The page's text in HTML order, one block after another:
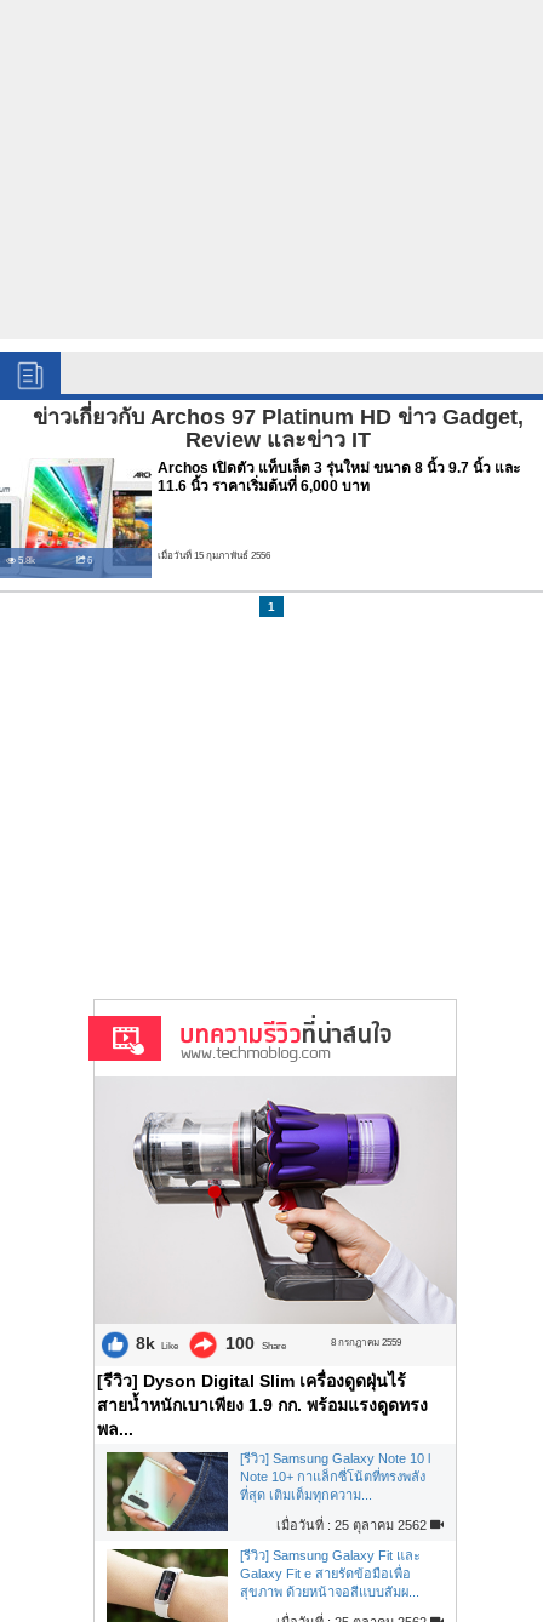
ข่าวเกี่ยวกับ Archos 97 Platinum HD ข่าว Gadget,
Review และข่าว IT
5.8k 6
Archos เปิดตัว แท็บเล็ต 3 รุ่นใหม่ ขนาด 8 นิ้ว 9.7 นิ้ว และ
11.6 นิ้ว ราคาเริ่มต้นที่ 6,000 บาท
เมื่อวันที่ 15 กุมภาพันธ์ 2556
1
8k Like 100 Share 8 กรกฎาคม 2559
[รีวิว] Dyson Digital Slim เครื่องดูดฝุ่นไร้
สายน้ำหนักเบาเพียง 1.9 กก. พร้อมแรงดูดทรง
พล...
[รีวิว] Samsung Galaxy Note 10 l
Note 10+ กาแล็กซี่โน้ตที่ทรงพลัง
ที่สุด เติมเต็มทุกความ...
เมื่อวันที่ : 25 ตุลาคม 2562
[รีวิว] Samsung Galaxy Fit และ
Galaxy Fit e สายรัดข้อมือเพื่อ
สุขภาพ ด้วยหน้าจอสีแบบสัมผ...